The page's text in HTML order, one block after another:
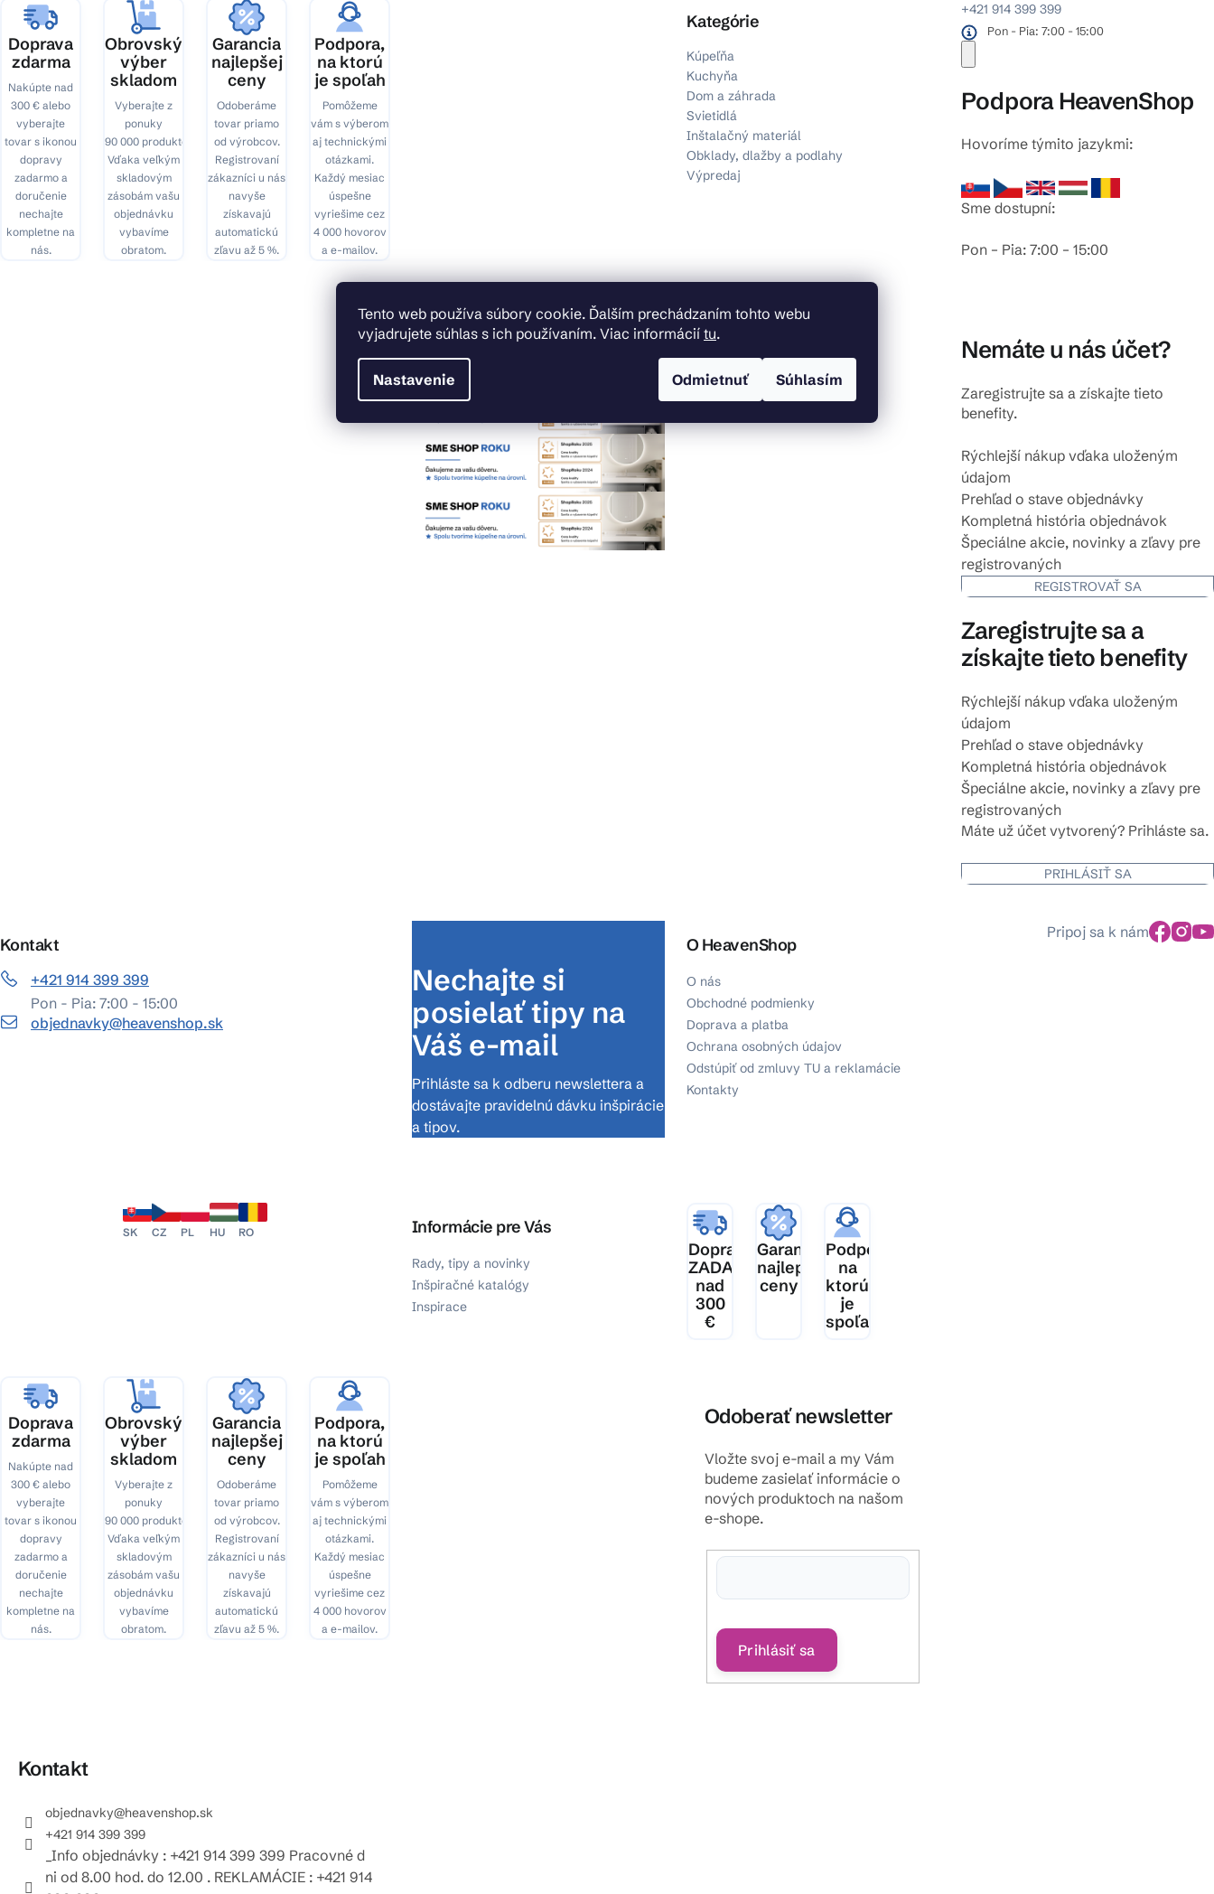
Tento web používa súbory cookie. Ďalším prechádzaním tohto webu
vyjadrujete súhlas s ich používaním. Viac informácií tu.
Nastavenie Odmietnuť Súhlasím
Doprava
zdarma
Nakúpte nad
300 € alebo
vyberajte
tovar s ikonou
dopravy
zadarmo a
doručenie
nechajte
kompletne na
nás.
Obrovský
výber
skladom
Vyberajte z
ponuky
90 000 produktov.
Vďaka veľkým
skladovým
zásobám vašu
objednávku
vybavíme
obratom.
Garancia
najlepšej
ceny
Odoberáme
tovar priamo
od výrobcov.
Registrovaní
zákazníci u nás
navyše
získavajú
automatickú
zľavu až 5 %.
Podpora,
na ktorú
je spoľah
Pomôžeme
vám s výberom
aj technickými
otázkami.
Každý mesiac
úspešne
vyriešime cez
4 000 hovorov
a e-mailov.
+421 914 399 399
Pon - Pia: 7:00 - 15:00
Podpora HeavenShop
Hovoríme týmito jazykmi:
Sme dostupní:
Pon – Pia: 7:00 – 15:00
Nemáte u nás účet?
Zaregistrujte sa a získajte tieto
benefity.
Rýchlejší nákup vďaka uloženým
údajom
Prehľad o stave objednávky
Kompletná história objednávok
Špeciálne akcie, novinky a zľavy pre
registrovaných
REGISTROVAŤ SA
Zaregistrujte sa a
získajte tieto benefity
Rýchlejší nákup vďaka uloženým
údajom
Prehľad o stave objednávky
Kompletná história objednávok
Špeciálne akcie, novinky a zľavy pre
registrovaných
Máte už účet vytvorený? Prihláste sa.
PRIHLÁSIŤ SA
Kontakt
+421 914 399 399
Pon - Pia: 7:00 - 15:00
objednavky@heavenshop.sk
Nechajte si
posielať tipy na
Váš e-mail
Prihláste sa k odberu newslettera a
dostávajte pravidelnú dávku inšpirácie
a tipov.
O HeavenShop
O nás
Obchodné podmienky
Doprava a platba
Ochrana osobných údajov
Odstúpiť od zmluvy TU a reklamácie
Kontakty
Pripoj sa k nám
SK CZ PL HU RO Informácie pre Vás
Rady, tipy a novinky
Inšpiračné katalógy
Inspirace
Doprava
ZADARMO
nad
300
€
Garancia
najlepšej
ceny
Podpora,
na
ktorú
je
spoľahnutie
Doprava
zdarma
Nakúpte nad
300 € alebo
vyberajte
tovar s ikonou
dopravy
zadarmo a
doručenie
nechajte
kompletne na
nás.
Obrovský
výber
skladom
Vyberajte z
ponuky
90 000 produktov.
Vďaka veľkým
skladovým
zásobám vašu
objednávku
vybavíme
obratom.
Garancia
najlepšej
ceny
Odoberáme
tovar priamo
od výrobcov.
Registrovaní
zákazníci u nás
navyše
získavajú
automatickú
zľavu až 5 %.
Podpora,
na ktorú
je spoľah
Pomôžeme
vám s výberom
aj technickými
otázkami.
Každý mesiac
úspešne
vyriešime cez
4 000 hovorov
a e-mailov.
Odoberať newsletter
Vložte svoj e-mail a my Vám
budeme zasielať informácie o
nových produktoch na našom
e-shope.
Prihlásiť sa
Kategórie
Kúpeľňa
Kuchyňa
Dom a záhrada
Svietidlá
Inštalačný materiál
Obklady, dlažby a podlahy
Výpredaj
Kontakt
objednavky@heavenshop.sk
+421 914 399 399
_Info objednávky : +421 914 399 399 Pracovné d
ni od 8.00 hod. do 12.00 . REKLAMÁCIE : +421 914